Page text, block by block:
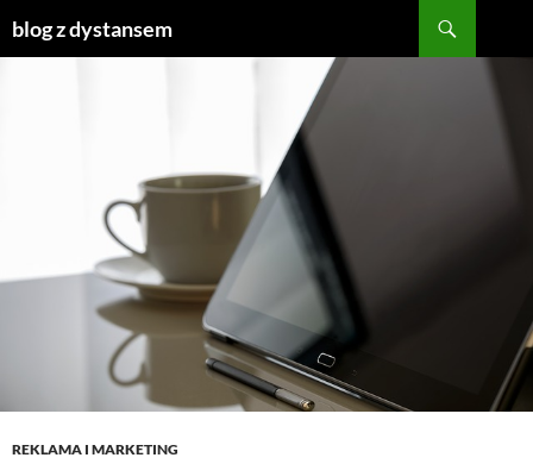
blog z dystansem
REKLAMA I MARKETING